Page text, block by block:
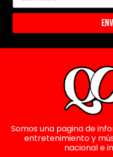
Somos una pagina de
entretenimiento y
nacional e